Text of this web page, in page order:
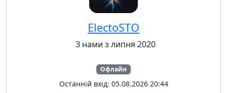
ElectoSTO
З нами з липня 2020
Офлайн
Останній вхід: 05.08.2026 20:44